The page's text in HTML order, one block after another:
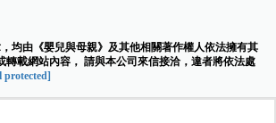
均由《嬰兒與母親》及其他相關著作權人依法擁有其
轉載網站內容， 請與本公司來信接洽，違者將依法處
protected]